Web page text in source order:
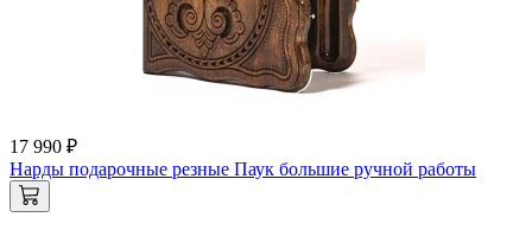
17 990 ₽
Нарды подарочные резные Паук большие ручной работы